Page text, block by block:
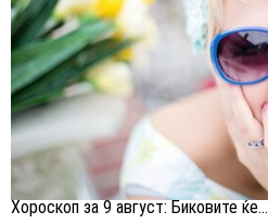
Хороскоп за 9 август: Биковите ќе...